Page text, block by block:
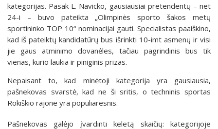
kategorijas. Pasak L. Navicko, gausiausiai pretendentų – net
24-i – buvo pateikta „Olimpinės sporto šakos metų
sportininko TOP 10“ nominacijai gauti. Specialistas paaiškino,
kad iš pateiktų kandidatūrų bus išrinkti 10-imt asmenų ir visi
jie gaus atminimo dovanėles, tačiau pagrindinis bus tik
vienas, kurio laukia ir piniginis prizas.
Nepaisant to, kad minėtoji kategorija yra gausiausia,
pašnekovas svarstė, kad ne ši sritis, o techninis sportas
Rokiškio rajone yra populiaresnis.
Pašnekovas galėjo įvardinti keletą skaičių: kategorijoje